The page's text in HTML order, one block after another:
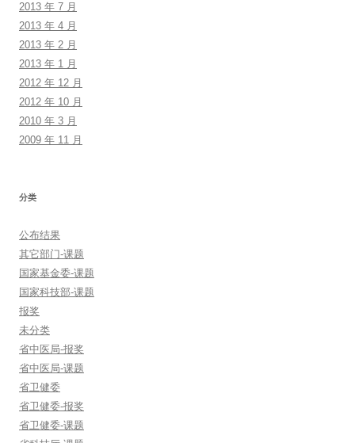
2013 年 7 月
2013 年 4 月
2013 年 2 月
2013 年 1 月
2012 年 12 月
2012 年 10 月
2010 年 3 月
2009 年 11 月
分类
公布结果
其它部门-课题
国家基金委-课题
国家科技部-课题
报奖
未分类
省中医局-报奖
省中医局-课题
省卫健委
省卫健委-报奖
省卫健委-课题